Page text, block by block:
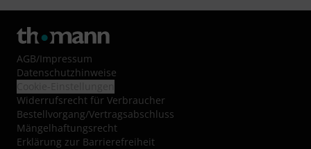
AGB/Impressum
Datenschutzhinweise
Widerrufsrecht für Verbraucher
Bestellvorgang/Vertragsabschluss
Mängelhaftungsrecht
Erklärung zur Barrierefreiheit